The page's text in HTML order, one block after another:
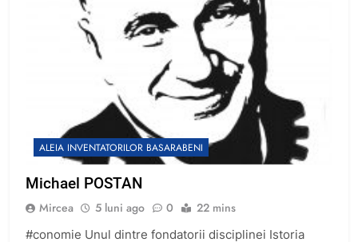
ALEIA INVENTATORILOR BASARABENI
Michael POSTAN
Mircea 5 luni ago 0 22 mins
#conomie Unul dintre fondatorii disciplinei Istoria